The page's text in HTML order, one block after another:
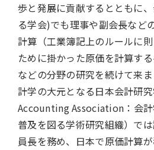
歩と発展に貢献するとともに
る学会)でも理事や副会長など
計算（工業簿記上のルールに
ために掛かった原価を計算す
などの分野の研究を続けて来
計学の大元となる日本会計研
Accounting Association：会
普及を図る学術研究組織）で
員長を務め、日本で原価計算